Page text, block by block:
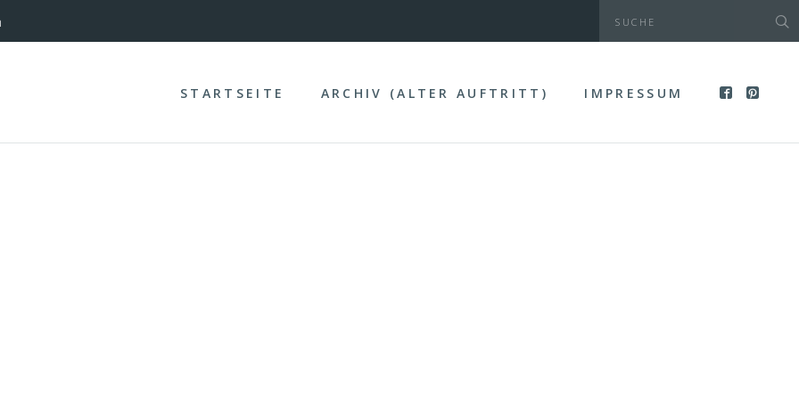
STARTSEITE ARCHIV (ALTER AUFTRITT) IMPRESSUM